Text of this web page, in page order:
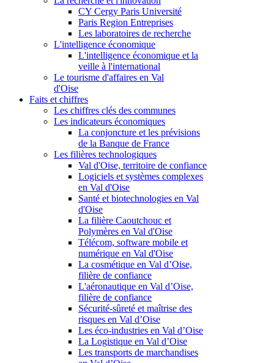
CY Cergy Paris Université
Paris Region Entreprises
Les laboratoires de recherche
L'intelligence économique
L'intelligence économique et la
veille à l'international
Le tourisme d'affaires en Val
d'Oise
Faits et chiffres
Les chiffres clés des communes
Les indicateurs économiques
La conjoncture et les prévisions
de la Banque de France
Les filières technologiques
Val d'Oise, territoire de confiance
Logiciels et systèmes complexes
en Val d'Oise
Santé et biotechnologies en Val
d'Oise
La filière Caoutchouc et
Polymères en Val d'Oise
Télécom, software mobile et
numérique en Val d'Oise
La cosmétique en Val d’Oise,
filière de confiance
L'aéronautique en Val d’Oise,
filière de confiance
Sécurité-sûreté et maîtrise des
risques en Val d’Oise
Les éco-industries en Val d’Oise
La Logistique en Val d’Oise
Les transports de marchandises